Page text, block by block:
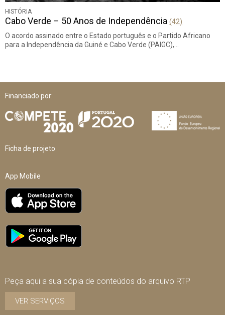
HISTÓRIA
Cabo Verde – 50 Anos de Independência (42)
O acordo assinado entre o Estado português e o Partido Africano
para a Independência da Guiné e Cabo Verde (PAIGC),…
Financiado por:
Ficha de projeto
App Mobile
Peça aqui a sua cópia de conteúdos do arquivo RTP
VER SERVIÇOS